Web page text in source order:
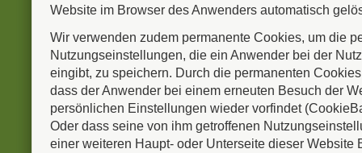
Website im Browser des Anwenders automatisch
Wir verwenden zudem permanente Cookies, um die
Nutzungseinstellungen, die ein Anwender bei der
eingibt, zu speichern. Durch die permanenten
dass der Anwender bei einem erneuten Besuch der
persönlichen Einstellungen wieder vorfindet
Oder dass seine von ihm getroffenen
einer weiteren Haupt- oder Unterseite dieser Website